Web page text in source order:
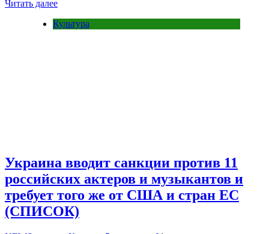
Читать далее
Культура
Украина вводит санкции против 11
российских актеров и музыкантов и
требует того же от США и стран ЕС
(СПИСОК)